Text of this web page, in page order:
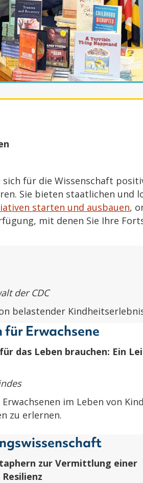
sich für die Wissenschaft
Sie bieten staatlichen und
starten und ausbauen,
mit denen Sie Ihre
der CDC
belastender
Erwachsene
das Leben brauchen: Ein
im Leben von
zu erlernen.
zur Vermittlung einer